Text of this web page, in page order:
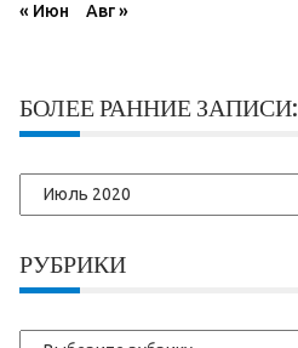
« Июн
Авг »
БОЛЕЕ РАННИЕ ЗАПИСИ:
Более
ранние
РУБРИКИ
Рубрики